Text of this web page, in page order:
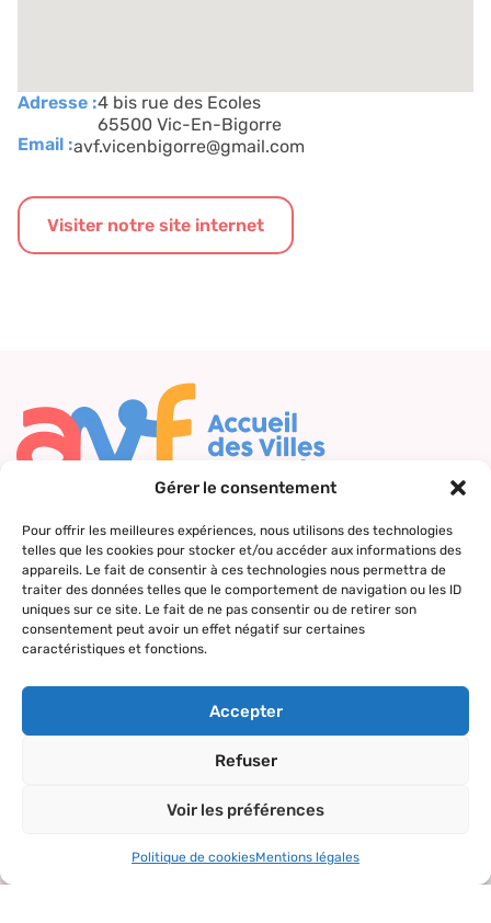
Gérer le consentement
Pour offrir les meilleures expériences, nous utilisons des technologies
telles que les cookies pour stocker et/ou accéder aux informations des
appareils. Le fait de consentir à ces technologies nous permettra de
traiter des données telles que le comportement de navigation ou les ID
uniques sur ce site. Le fait de ne pas consentir ou de retirer son
consentement peut avoir un effet négatif sur certaines
caractéristiques et fonctions.
Accepter
Refuser
Voir les préférences
Politique de cookiesMentions légales
Adresse :4 bis rue des Ecoles
65500 Vic-En-Bigorre
Email :avf.vicenbigorre@gmail.com
Visiter notre site internet
Nous contacter
Qui sommes-
nous ?
Nos valeurs
La charte AVF
Nos actions
Accueil des
nouveaux
arrivants
Rencontres
Activités et
Le réseau
AVF
Répertoire
des AVF
réseau
Suivez-nous